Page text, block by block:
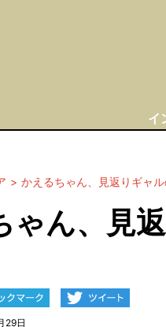
イ
かえるちゃん、見返りギャ
ゃん、見
29日